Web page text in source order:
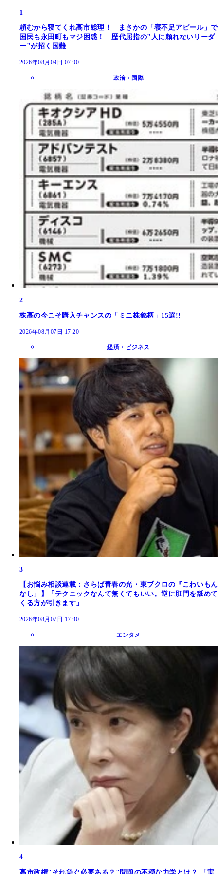
1
頼むから寝てくれ高市総理！ まさかの「寝不足アピール」で
国民も永田町もマジ困惑！ 歴代屈指の"人に頼れないリーダ
ー"が招く国難
2026年08月09日 07:00
政治・国際
2
株高の今こそ購入チャンスの「ミニ株銘柄」15選!!
2026年08月07日 17:20
経済・ビジネス
3
【お悩み相談連載：さらば青春の光・東ブクロの『こわいもん
なし』】「テクニックなんて無くてもいい。逆に肛門を舐めて
くる方が引きます」
2026年08月07日 17:30
エンタメ
4
高市政権"それ急ぐ必要ある？"問題の不穏な力学とは？ 「実